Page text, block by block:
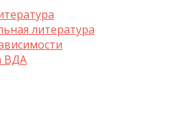
литература
ВДА